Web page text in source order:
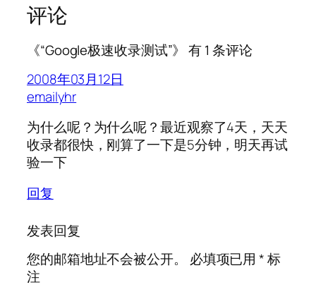
评论
《“Google极速收录测试”》 有 1 条评论
2008年03月12日
emailyhr
为什么呢？为什么呢？最近观察了4天，天天
收录都很快，刚算了一下是5分钟，明天再试
验一下
回复
发表回复
您的邮箱地址不会被公开。
必填项已用*标
注